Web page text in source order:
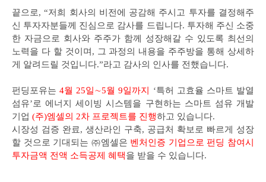
끝으로, “저희 회사의 비전에 공감해 주시고 투자를 결정해주
신 투자자분들께 진심으로 감사를 드립니다. 투자해 주신 소중
한 자금으로 회사와 주주가 함께 성장해갈 수 있도록 최선의
노력을 다 할 것이며, 그 과정의 내용을 주주방을 통해 상세하
게 알려드릴 것입니다.”라고 감사의 인사를 전했습니다.
펀딩포유는4월 25일∼5월 9일까지
‘특허 고효율 스마트 발열
섬유’로 에너지 세이빙 시스템을 구현하는 스마트 섬유 개발
기업 (주)엠셀의 2차 프로젝트를 진행하고 있습니다.
시장성 검증 완료, 생산라인 구축, 공급처 확보로 빠르게 성장
할 것으로 기대되는 ㈜엠셀은 벤처인증 기업으로 펀딩 참여시
투자금액 전액 소득공제 혜택을 받을 수 있습니다.